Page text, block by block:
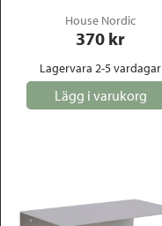
House Nordic
370 kr
Lagervara 2-5 vardagar
Lägg i varukorg